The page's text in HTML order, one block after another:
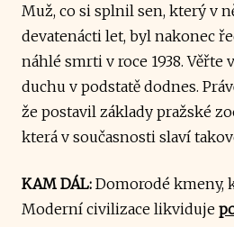
Muž, co si splnil sen, který v
devatenácti let, byl nakonec
náhlé smrti v roce 1938. Věřte
duchu v podstatě dodnes.
že postavil základy pražské
která v současnosti slaví
KAM DÁL: Domorodé kmeny,
Moderní civilizace likviduje